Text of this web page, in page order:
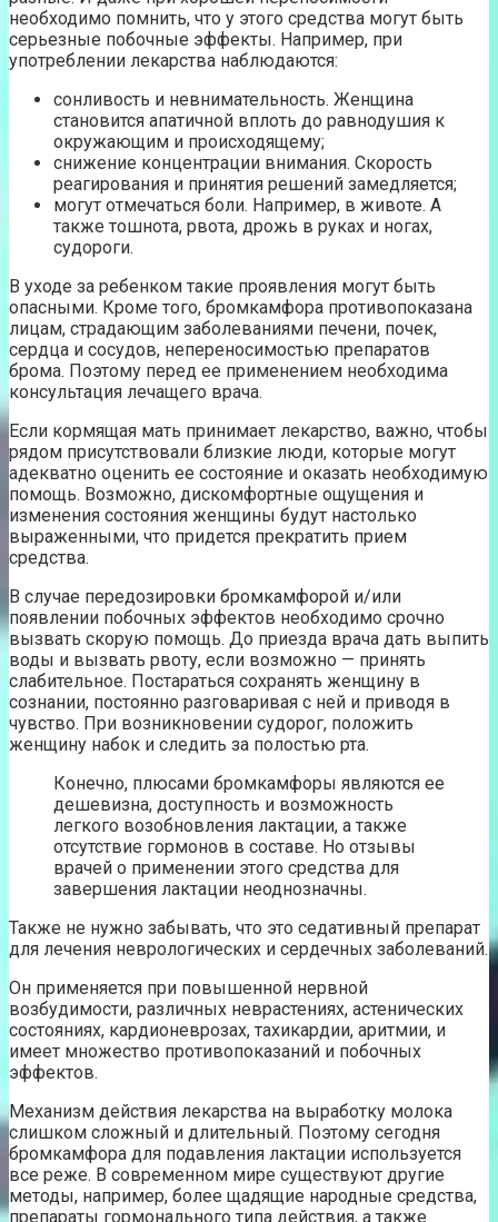
необходимо помнить, что у этого средства могут быть
серьезные побочные эффекты. Например, при
употреблении лекарства наблюдаются:
сонливость и невнимательность. Женщина
становится апатичной вплоть до равнодушия к
окружающим и происходящему;
снижение концентрации внимания. Скорость
реагирования и принятия решений замедляется;
могут отмечаться боли. Например, в животе. А
также тошнота, рвота, дрожь в руках и ногах,
судороги.
В уходе за ребенком такие проявления могут быть
опасными. Кроме того, бромкамфора противопоказана
лицам, страдающим заболеваниями печени, почек,
сердца и сосудов, непереносимостью препаратов
брома. Поэтому перед ее применением необходима
консультация лечащего врача.
Если кормящая мать принимает лекарство, важно, чтобы
рядом присутствовали близкие люди, которые могут
адекватно оценить ее состояние и оказать необходимую
помощь. Возможно, дискомфортные ощущения и
изменения состояния женщины будут настолько
выраженными, что придется прекратить прием
средства.
В случае передозировки бромкамфорой и/или
появлении побочных эффектов необходимо срочно
вызвать скорую помощь. До приезда врача дать выпить
воды и вызвать рвоту, если возможно — принять
слабительное. Постараться сохранять женщину в
сознании, постоянно разговаривая с ней и приводя в
чувство. При возникновении судорог, положить
женщину набок и следить за полостью рта.
Конечно, плюсами бромкамфоры являются ее
дешевизна, доступность и возможность
легкого возобновления лактации, а также
отсутствие гормонов в составе. Но отзывы
врачей о применении этого средства для
завершения лактации неоднозначны.
Также не нужно забывать, что это седативный препарат
для лечения неврологических и сердечных заболеваний.
Он применяется при повышенной нервной
возбудимости, различных неврастениях, астенических
состояниях, кардионеврозах, тахикардии, аритмии, и
имеет множество противопоказаний и побочных
эффектов.
Механизм действия лекарства на выработку молока
слишком сложный и длительный. Поэтому сегодня
бромкамфора для подавления лактации используется
все реже. В современном мире существуют другие
методы, например, более щадящие народные средства,
препараты гормонального типа действия, а также